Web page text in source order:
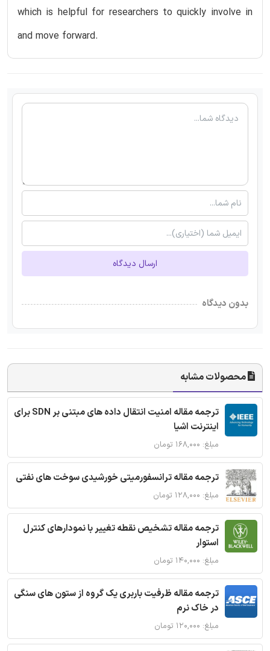
which is helpful for researchers to quickly involve in
and move forward.
ارسال دیدگاه
بدون دیدگاه
محصولات مشابه
ترجمه مقاله امنیت انتقال داده های مبتنی بر SDN برای
اینترنت اشیا
مبلغ: ۱۶۸,۰۰۰ تومان
ترجمه مقاله ترانسفورمیتی خورشیدی سوخت های نفتی
مبلغ: ۱۲۸,۰۰۰ تومان
ترجمه مقاله تشخیص نقطه تغییر با نمودارهای کنترل
استوار
مبلغ: ۱۴۰,۰۰۰ تومان
ترجمه مقاله ظرفیت باربری یک گروه از ستون های سنگی
در خاک نرم
مبلغ: ۱۲۰,۰۰۰ تومان